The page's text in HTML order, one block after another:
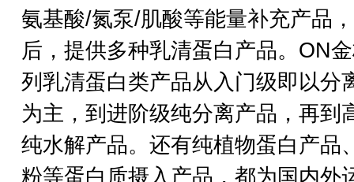
氨基酸/氮泵/肌酸等能量补充产品
后，提供多种乳清蛋白产品。ON
列乳清蛋白类产品从入门级即以分
为主，到进阶级纯分离产品，再到
纯水解产品。还有纯植物蛋白产品
粉等蛋白质摄入产品，都为国内外